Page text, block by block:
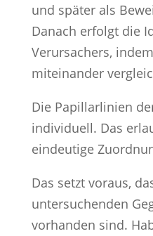
und später als
Danach erfolgt die
Verursachers,
miteinander
Die Papillarlinien
individuell. Das
eindeutige
Das setzt voraus,
untersuchenden
vorhanden sind.